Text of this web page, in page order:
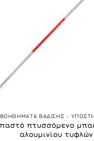
ΒΟΗΘΗΜΑΤΑ ΒΑΔΙΣΗΣ -
πτυσσόμενο
αλουμινίου τυφλών